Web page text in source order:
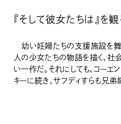
『そして彼女たちは』を観
幼い妊婦たちの支援施設を
人の少女たちの物語を描く、社
い一作だ。それにしても、コーエン
キーに続き、サフディすらも兄弟